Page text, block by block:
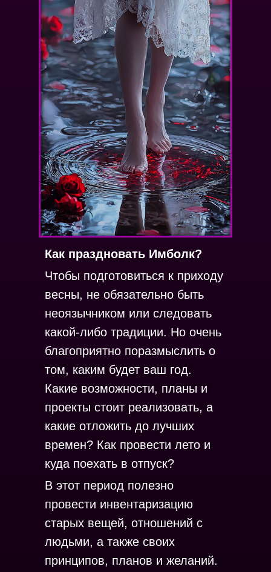
Как праздновать Имболк?
Чтобы подготовиться к приходу
весны, не обязательно быть
неоязычником или следовать
какой-либо традиции. Но очень
благоприятно поразмыслить о
том, каким будет ваш год.
Какие возможности, планы и
проекты стоит реализовать, а
какие отложить до лучших
времен? Как провести лето и
куда поехать в отпуск?
В этот период полезно
провести инвентаризацию
старых вещей, отношений с
людьми, а также своих
принципов, планов и желаний.